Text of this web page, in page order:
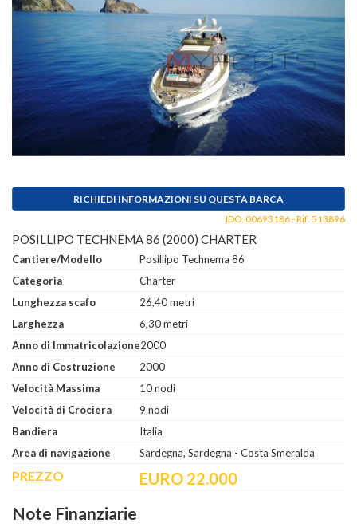
RICHIEDI INFORMAZIONI SU QUESTA BARCA
IDO: 00693186 - Rif: 513896
POSILLIPO TECHNEMA 86 (2000) CHARTER
Cantiere/Modello
Posillipo Technema 86
Categoria
Charter
Lunghezza scafo
26,40 metri
Larghezza
6,30 metri
Anno di Immatricolazione2000
Anno di Costruzione
2000
Velocità Massima
10 nodi
Velocità di Crociera
9 nodi
Bandiera
Italia
Area di navigazione
Sardegna, Sardegna - Costa Smeralda
PREZZO EURO 22.000
Note Finanziarie